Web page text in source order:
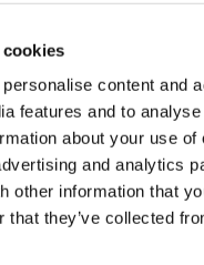
content and
features and to
about your use of
and analytics
other information that
that they’ve collected
288041